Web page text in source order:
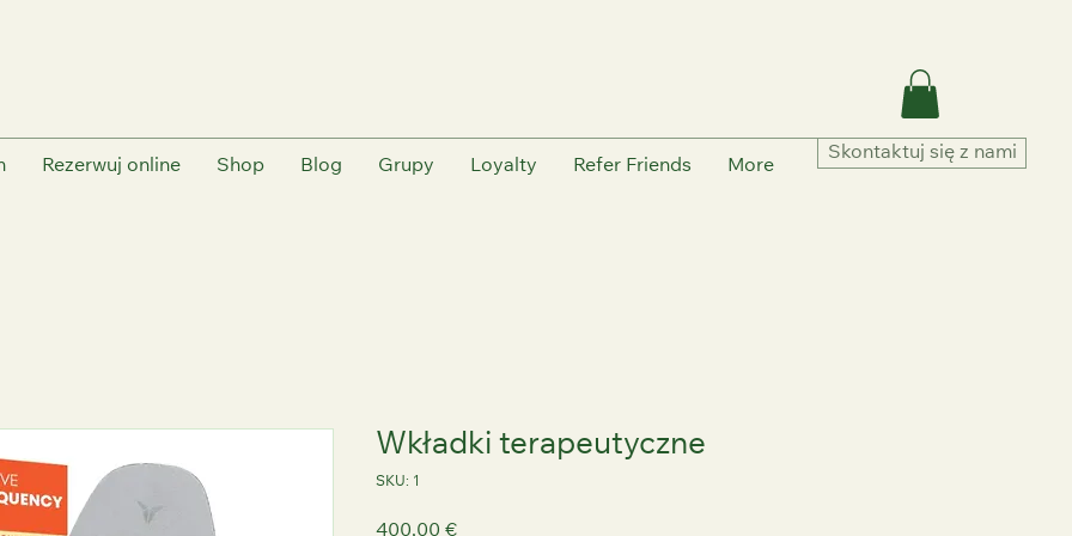
Rezerwuj online Shop Blog Grupy Loyalty Refer Friends More
Skontaktuj się z nami
Wkładki terapeutyczne
SKU: 1
400,00 €Cena